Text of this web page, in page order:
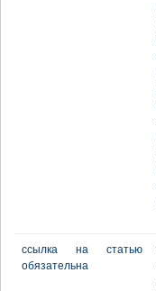
ссылка на статью
обязательна